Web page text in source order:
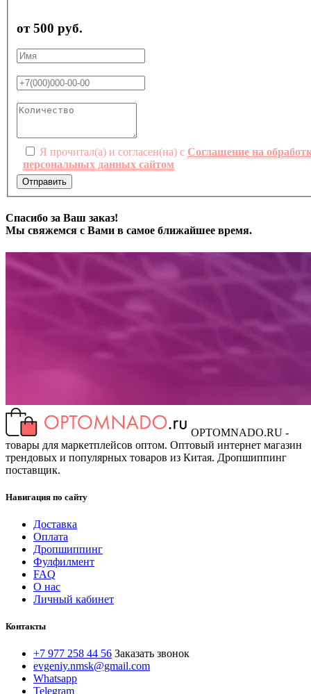
от 500 руб.
Я прочитал(а) и согласен(на) с Соглашение на
персональных данных сайтом
Отправить
Спасибо за Ваш заказ!
Мы свяжемся с Вами в самое ближайшее время.
OPTOMNADO.RU -
товары для маркетплейсов оптом. Оптовый интернет магазин
трендовых и популярных товаров из Китая. Дропшиппинг
поставщик.
Навигация по сайту
Доставка
Оплата
Дропшиппинг
Фулфилмент
FAQ
О нас
Личный кабинет
Контакты
+7 977 258 44 56 Заказать звонок
evgeniy.nmsk@gmail.com
Whatsapp
Telegram